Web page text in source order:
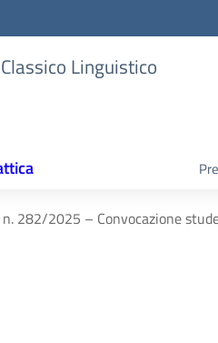
Linguistico
282/2025 – Convocazione